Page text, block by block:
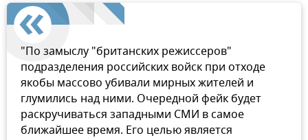
"По замыслу "британских режиссеров"
подразделения российских войск при отходе
якобы массово убивали мирных жителей и
глумились над ними. Очередной фейк будет
раскручиваться западными СМИ в самое
ближайшее время. Его целью является